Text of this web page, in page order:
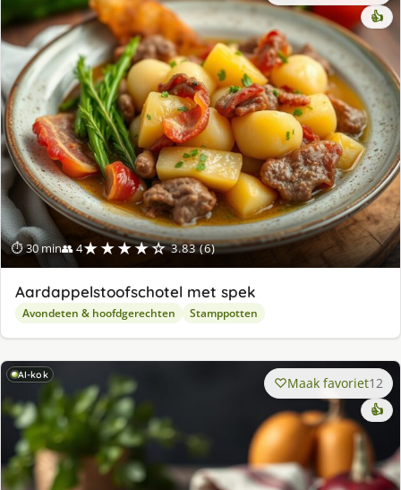
⏱ 30 min👥 4★★★★☆ 3.83 (6)
👍
Aardappelstoofschotel met spek
Avondeten & hoofdgerechten Stamppotten
AI-kok Maak favoriet12
👍